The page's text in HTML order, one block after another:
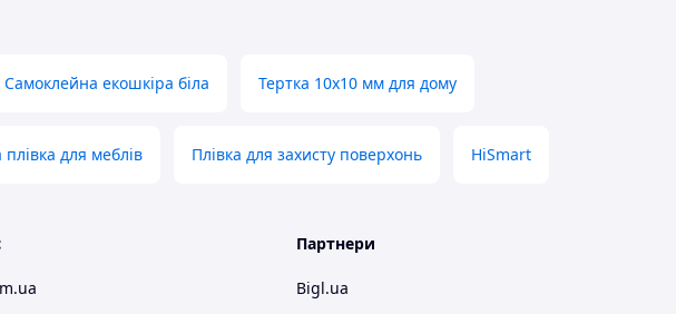
Самоклейна екошкіра біла Тертка 10х10 мм для дому
для меблів Плівка для захисту поверхонь HiSmart
Партнери
Bigl.ua